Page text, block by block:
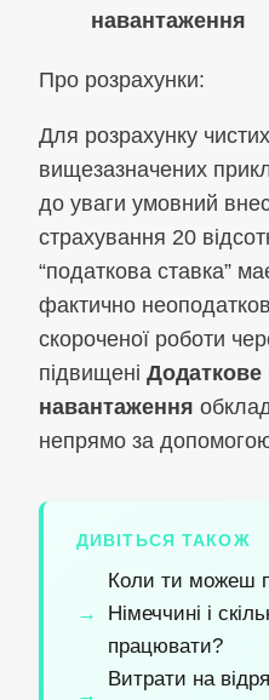
навантаження
Про розрахунки:
Для розрахунку
вищезазначених
до уваги умовний
страхування 20
“податкова ставка”
фактично
скороченої роботи
підвищені Додаткове
навантаження
непрямо за допомогою
ДИВІТЬСЯ ТАКОЖ
Коли ти можеш
Німеччині і
працювати?
Витрати на